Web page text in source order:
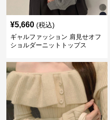
¥5,660 (税込)
ギャルファッション 肩見せオフ
ショルダーニットトップス